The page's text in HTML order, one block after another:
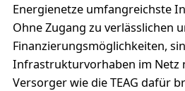
Energienetze umfangreichste
Ohne Zugang zu verlässlichen
Finanzierungsmöglichkeiten,
Infrastrukturvorhaben im Netz
Versorger wie die TEAG dafür